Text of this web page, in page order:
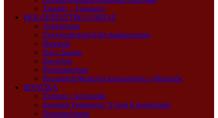
Σημαίες – Γιρλάντες
ΕΚΚΛΗΣΙΑΣΤΙΚΑ ΟΙΚΙΑΣ
Αναλώσιμα
Εκκλησιαστικά Είδη Διακόσμησης
Θυμιατά
Ιδέες Δώρου
Καντήλια
Κομποσκοίνια
Κρεμαστά Φυλαχτά Αυτοκινήτου / Μπρελόκ
ΙΕΡΑΤΙΚΑ
Ένδυση / Αξεσουάρ
Ιερατικά Υφάσματα / Υλικά Ιεροραπτικής
Χρυσοκέντητα